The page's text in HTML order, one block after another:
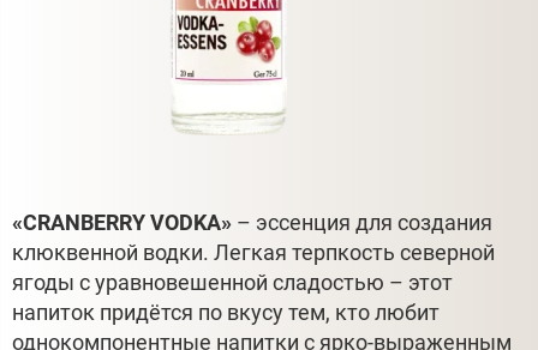
«CRANBERRY VODKA» – эссенция для создания
клюквенной водки. Легкая терпкость северной
ягоды с уравновешенной сладостью – этот
напиток придётся по вкусу тем, кто любит
однокомпонентные напитки с ярко-выраженным